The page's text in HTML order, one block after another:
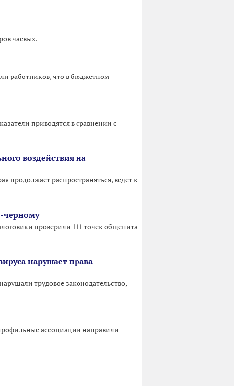
чаевых.
работников, что в бюджетном
приводятся в сравнении с
воздействия на
продолжает распространяться, ведет к
черному
проверили 111 точек общепита
нарушает права
трудовое законодательство,
ассоциации направили